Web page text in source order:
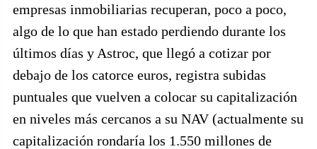
empresas inmobiliarias recuperan, poco a poco,
algo de lo que han estado perdiendo durante los
últimos días y Astroc, que llegó a cotizar por
debajo de los catorce euros, registra subidas
puntuales que vuelven a colocar su capitalización
en niveles más cercanos a su NAV (actualmente su
capitalización rondaría los 1.550 millones de